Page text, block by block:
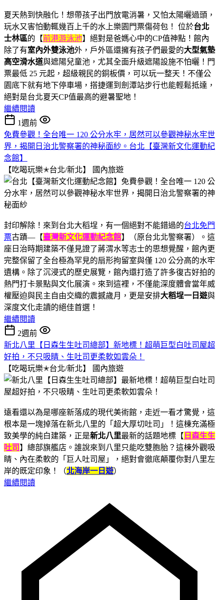
夏天熱到快融化！想帶孩子出門放電消暑，又怕太陽曬過頭，
玩水又害怕動輒幾百上千的水上樂園門票傷荷包！ 位於台北
士林區的【前港游泳池】絕對是爸媽心中的CP值神點！館內
除了有室內外雙泳池外，戶外區還擁有孩子們最愛的大型氣墊
高空滑水道與遮陽兒童池，尤其全面升級遮陽設施不怕曬！門
票最低 25 元起，超級親民的銅板價，可以玩一整天！不僅公
園底下就有地下停車場，搭捷運到劍潭站步行也能輕鬆抵達，
絕對是台北夏天CP值最高的避暑聖地！
繼續閱讀
1週前
免費參觀！全台唯一 120 公分水牢，居然可以參觀神秘水牢世
界，揭開日治北警察署的神秘面紗。台北【臺灣新文化運動紀
念館】
【吃喝玩樂✭台北/新北】
國內旅遊
封印解除！來到台北大稻埕，有一個絕對不能錯過的台北免門
票古蹟—【臺灣新文化運動紀念館】（原台北北警察署）。這
座日治時期建築不僅見證了蔣渭水等志士的思想覺醒，館內更
完整保留了全台極為罕見的扇形拘留室與僅 120 公分高的水牢
遺構。除了沉浸式的歷史展覽，館內還打造了許多復古好拍的
熱門打卡景點與文化展演。來到這裡，不僅能深度體會當年威
權壓迫與民主自由交織的震撼歲月，更是安排大稻埕一日遊與
深度文化走讀的絕佳首選！
繼續閱讀
2週前
新北八里【日森生生吐司總部】新地標！超萌巨型白吐司屋超
好拍，不只吸睛、生吐司更柔軟如雲朵！
【吃喝玩樂✭台北/新北】
國內旅遊
遠看還以為是哪座新落成的現代美術館，走近一看才驚覺，這
根本是一塊掉落在新北八里的「超大厚切吐司」！這棟充滿極
致美學的純白建築，正是新北八里最新的話題地標【 日森生生
吐司 】總部旗艦店。誰說來到八里只能吃雙胞胎？這棟外觀吸
睛、內在柔軟的「巨人吐司屋」，絕對會徹底顛覆你對八里左
岸的既定印象！（北海岸一日遊）
繼續閱讀